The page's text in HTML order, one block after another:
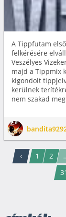
A Tippfutam
felkérésére
Veszélyes
majd a Tippmix
kigondolt
kerülnek
nem szakad
‹ 1 2